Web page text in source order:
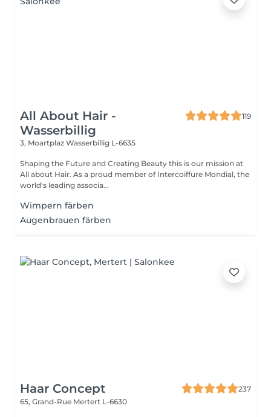
All About Hair -
Wasserbillig
119
3, Moartplaz Wasserbillig L-6635
Shaping the Future and Creating Beauty this is our mission at
All about Hair. As a proud member of Intercoiffure Mondial, the
world's leading associa...
Wimpern färben
Augenbrauen färben
Haar Concept
237
65, Grand-Rue Mertert L-6630